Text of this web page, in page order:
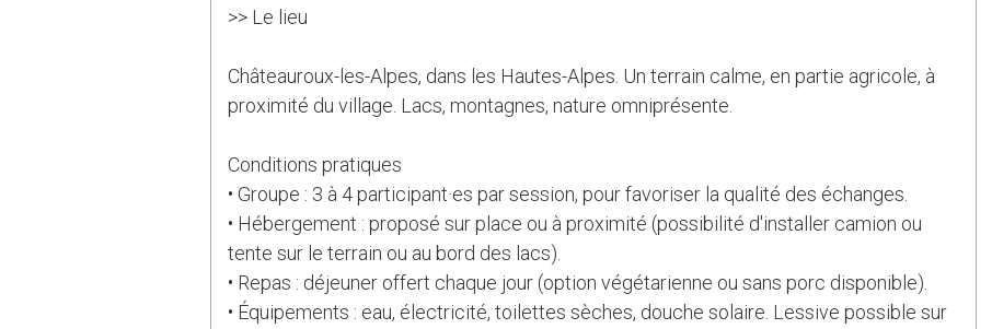
>> Le lieu
Châteauroux-les-Alpes, dans les Hautes-Alpes. Un terrain calme, en partie agricole, à
proximité du village. Lacs, montagnes, nature omniprésente.
Conditions pratiques
• Groupe : 3 à 4 participant·es par session, pour favoriser la qualité des échanges.
• Hébergement : proposé sur place ou à proximité (possibilité d'installer camion ou
tente sur le terrain ou au bord des lacs).
• Repas : déjeuner offert chaque jour (option végétarienne ou sans porc disponible).
• Équipements : eau, électricité, toilettes sèches, douche solaire. Lessive possible sur